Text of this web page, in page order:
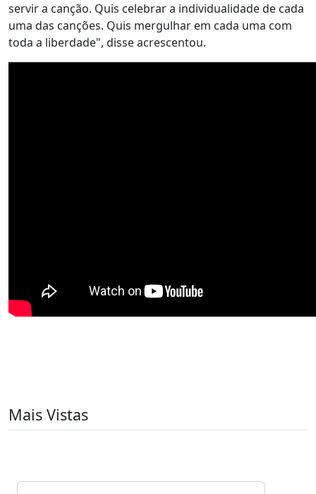
servir a canção. Quis celebrar a individualidade de cada
uma das canções. Quis mergulhar em cada uma com
toda a liberdade", disse acrescentou.
Mais Vistas